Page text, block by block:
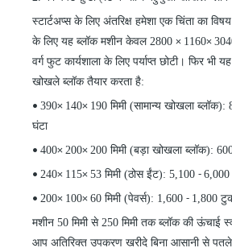
स्टार्टअप्स के लिए अंतरिक्ष हमेशा एक चिंता का
के लिए यह ब्लॉक मशीन केवल 2800 × 1160×
वर्ग फुट कार्यशाला के लिए पर्याप्त छोटी। फिर भी
खोखले ब्लॉक तैयार करता है:
• 390× 140× 190 मिमी (सामान्य खोखला ब्लॉक):
घंटा
• 400× 200× 200 मिमी (बड़ा खोखला ब्लॉक):
• 240× 115× 53 मिमी (ठोस ईंट): 5,100 - 6,000
• 200× 100× 60 मिमी (पेवर्स): 1,600 - 1,800
मशीन 50 मिमी से 250 मिमी तक ब्लॉक की ऊंचाई
आप अतिरिक्त उपकरण खरीदे बिना आसानी से